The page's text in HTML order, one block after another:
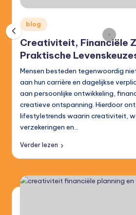
b
e
Posted
in
blog
Creativiteit, Financiële
Praktische
Mensen besteden tegenwoordig
aan hun carrière en dagelijkse
aan persoonlijke ontwikkeling,
creatieve ontspanning. Hierdoor
lifestyletrends waarin creativiteit,
verzekeringen en…
Verder lezen